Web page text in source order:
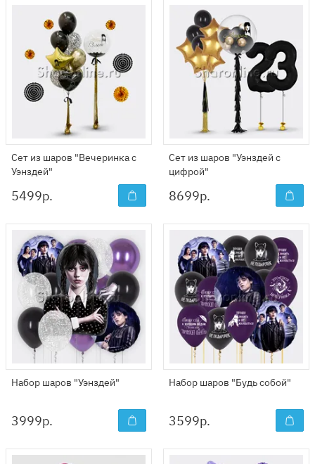
Сет из шаров "Вечеринка с
Уэнздей"
5499р.
Сет из шаров "Уэнздей с
цифрой"
8699р.
Набор шаров "Уэнздей"
3999р.
Набор шаров "Будь собой"
3599р.